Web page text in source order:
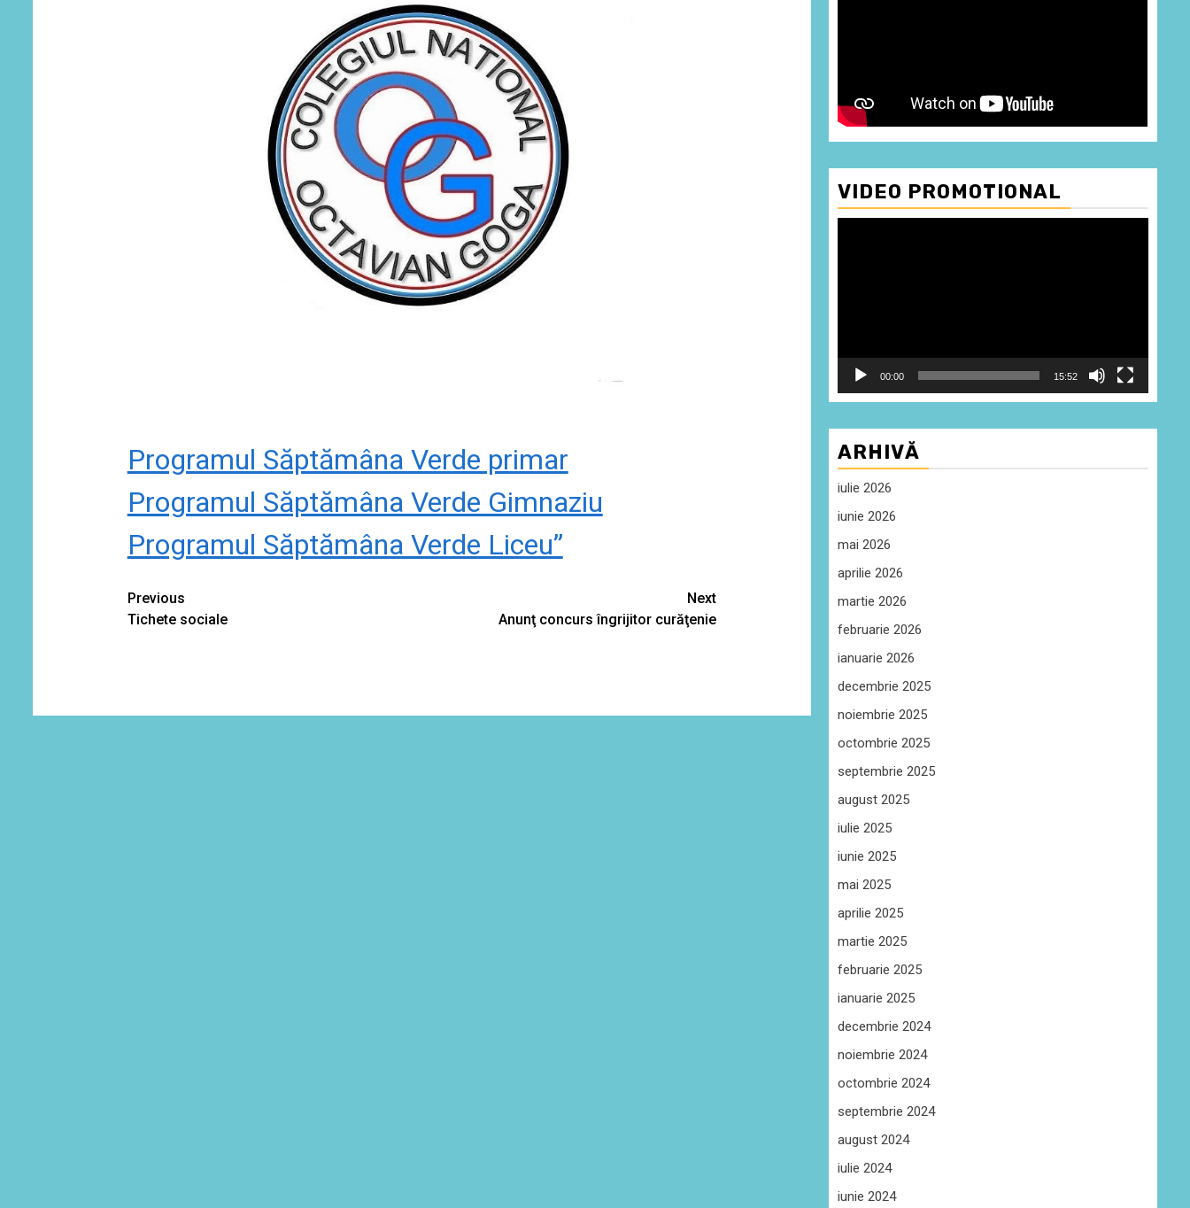
Programul Săptămâna Verde primar
Programul Săptămâna Verde Gimnaziu
Programul Săptămâna Verde Liceu”
Continue
Reading
Previous
Tichete sociale
Next
Anunţ concurs îngrijitor curăţenie
VIDEO PROMOTIONAL
00:00 15:52
ARHIVĂ
iulie 2026
iunie 2026
mai 2026
aprilie 2026
martie 2026
februarie 2026
ianuarie 2026
decembrie 2025
noiembrie 2025
octombrie 2025
septembrie 2025
august 2025
iulie 2025
iunie 2025
mai 2025
aprilie 2025
martie 2025
februarie 2025
ianuarie 2025
decembrie 2024
noiembrie 2024
octombrie 2024
septembrie 2024
august 2024
iulie 2024
iunie 2024